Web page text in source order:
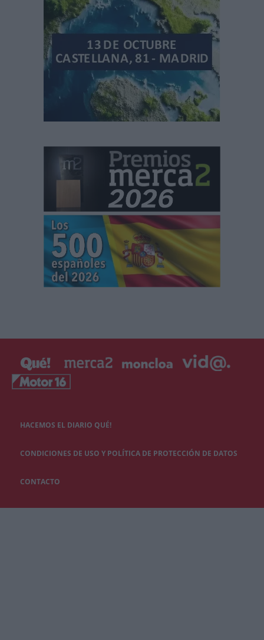
HACEMOS EL DIARIO QUÉ!
CONDICIONES DE USO Y POLÍTICA DE PROTECCIÓN DE DATOS
CONTACTO